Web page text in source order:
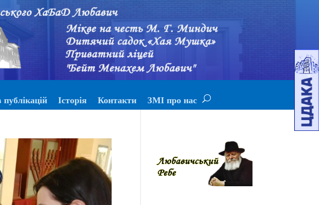
Історія Контакти ЗМІ про нас